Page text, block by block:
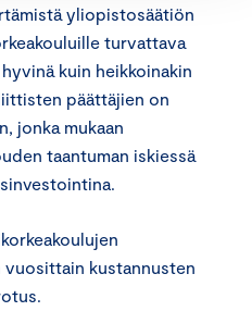
yliopistosäätiön
turvattava
kuin heikkoinakin
päättäjien on
jonka mukaan
taantuman iskiessä
kustannusten